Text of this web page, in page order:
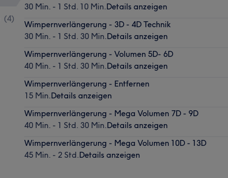
(4)
30 Min. - 1 Std. 10 Min.Details anzeigen
Wimpernverlängerung - 3D - 4D Technik
30 Min. - 1 Std. 30 Min.Details anzeigen
Wimpernverlängerung - Volumen 5D- 6D
40 Min. - 1 Std. 30 Min.Details anzeigen
Wimpernverlängerung - Entfernen
15 Min.Details anzeigen
Wimpernverlängerung - Mega Volumen 7D - 9D
40 Min. - 1 Std. 30 Min.Details anzeigen
Wimpernverlängerung - Mega Volumen 10D - 13D
45 Min. - 2 Std.Details anzeigen